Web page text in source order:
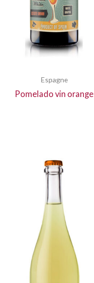
Espagne
Pomelado vin orange